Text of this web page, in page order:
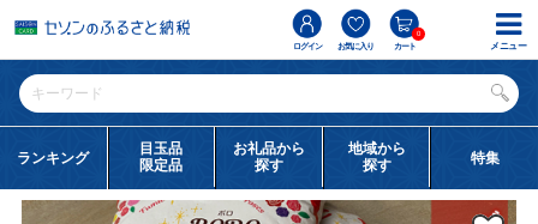
ログイン お気に入り カート
0
ランキング
目玉品
限定品
お礼品から
探す
地域から
探す
特集
メニュー